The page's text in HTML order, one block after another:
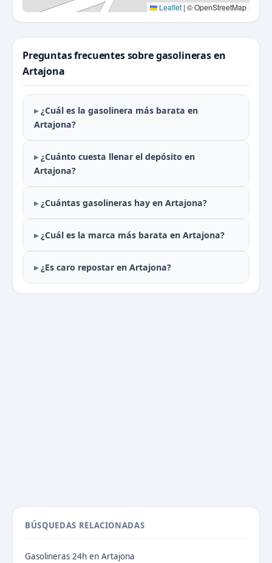
Leaflet | © OpenStreetMap
Preguntas frecuentes sobre gasolineras en
Artajona
¿Cuál es la gasolinera más barata en
Artajona?
¿Cuánto cuesta llenar el depósito en
Artajona?
¿Cuántas gasolineras hay en Artajona?
¿Cuál es la marca más barata en Artajona?
¿Es caro repostar en Artajona?
BÚSQUEDAS RELACIONADAS
Gasolineras 24h en Artajona